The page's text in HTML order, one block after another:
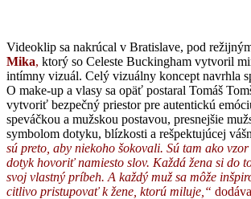
Videoklip sa nakrúcal v Bratislave, pod
Mika, ktorý so Celeste Buckingham vytvoril
intímny vizuál. Celý vizuálny koncept navrhla
O make-up a vlasy sa opäť postaral Tomáš
vytvoriť bezpečný priestor pre autentickú
speváčkou a mužskou postavou, presnejšie
symbolom dotyku, blízkosti a rešpektujúcej
sú preto, aby niekoho šokovali. Sú tam ako
dotyk hovoriť namiesto slov. Každá žena si do
svoj vlastný príbeh. A každý muž sa môže
citlivo pristupovať k žene, ktorú miluje,“ dodáva